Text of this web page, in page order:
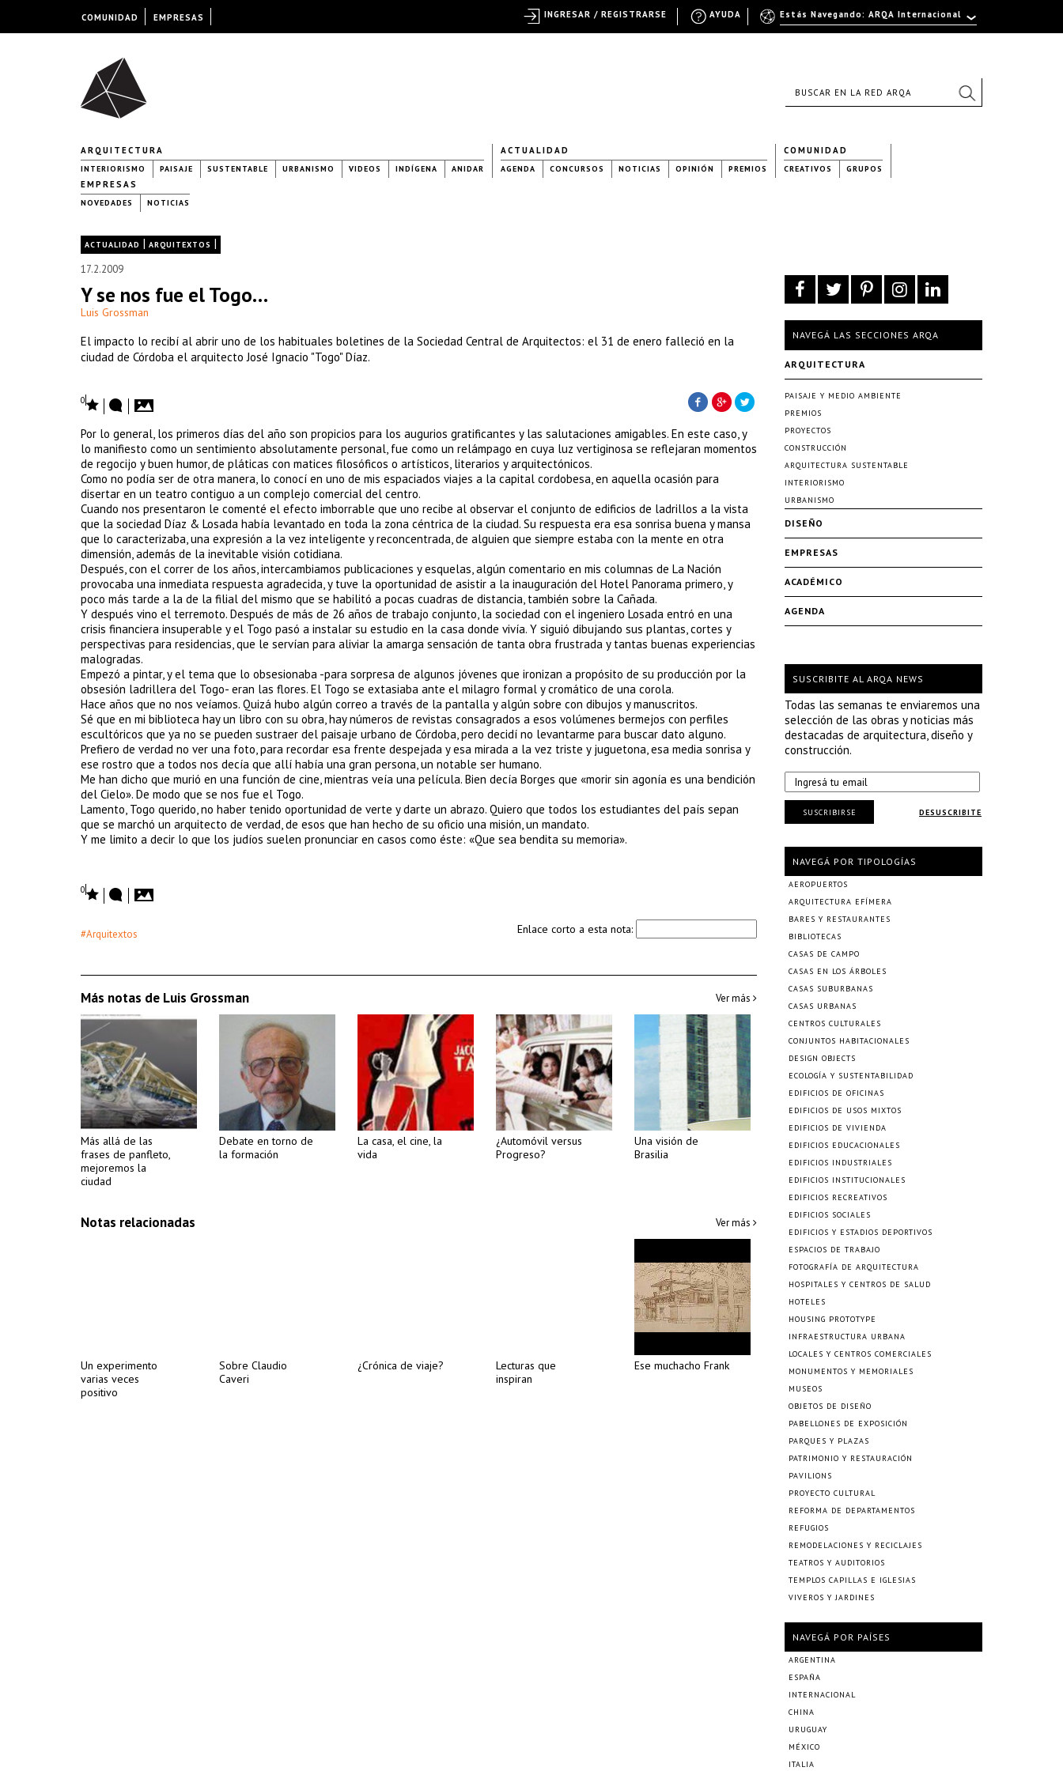
ARQUITECTURA
INTERIORISMO PAISAJE SUSTENTABLE URBANISMO VIDEOS INDÍGENA ANIDAR
ACTUALIDAD
AGENDA CONCURSOS NOTICIAS OPINIÓN PREMIOS
COMUNIDAD
CREATIVOS GRUPOS
EMPRESAS
NOVEDADES NOTICIAS
ACTUALIDAD | ARQUITEXTOS |
17.2.2009
Y se nos fue el Togo…
Luis Grossman
El impacto lo recibí al abrir uno de los habituales boletines de la Sociedad Central de Arquitectos: el 31 de enero falleció en la
ciudad de Córdoba el arquitecto José Ignacio "Togo" Díaz.
0
Por lo general, los primeros días del año son propicios para los augurios gratificantes y las salutaciones amigables. En este caso, y
lo manifiesto como un sentimiento absolutamente personal, fue como un relámpago en cuya luz vertiginosa se reflejaran momentos
de regocijo y buen humor, de pláticas con matices filosóficos o artísticos, literarios y arquitectónicos.
Como no podía ser de otra manera, lo conocí en uno de mis espaciados viajes a la capital cordobesa, en aquella ocasión para
disertar en un teatro contiguo a un complejo comercial del centro.
Cuando nos presentaron le comenté el efecto imborrable que uno recibe al observar el conjunto de edificios de ladrillos a la vista
que la sociedad Díaz & Losada había levantado en toda la zona céntrica de la ciudad. Su respuesta era esa sonrisa buena y mansa
que lo caracterizaba, una expresión a la vez inteligente y reconcentrada, de alguien que siempre estaba con la mente en otra
dimensión, además de la inevitable visión cotidiana.
Después, con el correr de los años, intercambiamos publicaciones y esquelas, algún comentario en mis columnas de La Nación
provocaba una inmediata respuesta agradecida, y tuve la oportunidad de asistir a la inauguración del Hotel Panorama primero, y
poco más tarde a la de la filial del mismo que se habilitó a pocas cuadras de distancia, también sobre la Cañada.
Y después vino el terremoto. Después de más de 26 años de trabajo conjunto, la sociedad con el ingeniero Losada entró en una
crisis financiera insuperable y el Togo pasó a instalar su estudio en la casa donde vivía. Y siguió dibujando sus plantas, cortes y
perspectivas para residencias, que le servían para aliviar la amarga sensación de tanta obra frustrada y tantas buenas experiencias
malogradas.
Empezó a pintar, y el tema que lo obsesionaba -para sorpresa de algunos jóvenes que ironizan a propósito de su producción por la
obsesión ladrillera del Togo- eran las flores. El Togo se extasiaba ante el milagro formal y cromático de una corola.
Hace años que no nos veíamos. Quizá hubo algún correo a través de la pantalla y algún sobre con dibujos y manuscritos.
Sé que en mi biblioteca hay un libro con su obra, hay números de revistas consagrados a esos volúmenes bermejos con perfiles
escultóricos que ya no se pueden sustraer del paisaje urbano de Córdoba, pero decidí no levantarme para buscar dato alguno.
Prefiero de verdad no ver una foto, para recordar esa frente despejada y esa mirada a la vez triste y juguetona, esa media sonrisa y
ese rostro que a todos nos decía que allí había una gran persona, un notable ser humano.
Me han dicho que murió en una función de cine, mientras veía una película. Bien decía Borges que «morir sin agonía es una bendición
del Cielo». De modo que se nos fue el Togo.
Lamento, Togo querido, no haber tenido oportunidad de verte y darte un abrazo. Quiero que todos los estudiantes del país sepan
que se marchó un arquitecto de verdad, de esos que han hecho de su oficio una misión, un mandato.
Y me limito a decir lo que los judíos suelen pronunciar en casos como éste: «Que sea bendita su memoria».
0
#Arquitextos Enlace corto a esta nota:
Más notas de Luis Grossman Ver más
Más allá de las
frases de panfleto,
mejoremos la
ciudad
Debate en torno de
la formación
La casa, el cine, la
vida
¿Automóvil versus
Progreso?
Una visión de
Brasilia
Notas relacionadas Ver más
Un experimento
varias veces
positivo
Sobre Claudio
Caveri
¿Crónica de viaje?
Lecturas que
inspiran
Ese muchacho Frank
NAVEGÁ LAS SECCIONES ARQA
ARQUITECTURA
PAISAJE Y MEDIO AMBIENTE
PREMIOS
PROYECTOS
CONSTRUCCIÓN
ARQUITECTURA SUSTENTABLE
INTERIORISMO
URBANISMO
DISEÑO
EMPRESAS
ACADÉMICO
AGENDA
SUSCRIBITE AL ARQA NEWS
Todas las semanas te enviaremos una
selección de las obras y noticias más
destacadas de arquitectura, diseño y
construcción.
DESUSCRIBITE
SUSCRIBIRSE
NAVEGÁ POR TIPOLOGÍAS
AEROPUERTOS
ARQUITECTURA EFÍMERA
BARES Y RESTAURANTES
BIBLIOTECAS
CASAS DE CAMPO
CASAS EN LOS ÁRBOLES
CASAS SUBURBANAS
CASAS URBANAS
CENTROS CULTURALES
CONJUNTOS HABITACIONALES
DESIGN OBJECTS
ECOLOGÍA Y SUSTENTABILIDAD
EDIFICIOS DE OFICINAS
EDIFICIOS DE USOS MIXTOS
EDIFICIOS DE VIVIENDA
EDIFICIOS EDUCACIONALES
EDIFICIOS INDUSTRIALES
EDIFICIOS INSTITUCIONALES
EDIFICIOS RECREATIVOS
EDIFICIOS SOCIALES
EDIFICIOS Y ESTADIOS DEPORTIVOS
ESPACIOS DE TRABAJO
FOTOGRAFÍA DE ARQUITECTURA
HOSPITALES Y CENTROS DE SALUD
HOTELES
HOUSING PROTOTYPE
INFRAESTRUCTURA URBANA
LOCALES Y CENTROS COMERCIALES
MONUMENTOS Y MEMORIALES
MUSEOS
OBJETOS DE DISEÑO
PABELLONES DE EXPOSICIÓN
PARQUES Y PLAZAS
PATRIMONIO Y RESTAURACIÓN
PAVILIONS
PROYECTO CULTURAL
REFORMA DE DEPARTAMENTOS
REFUGIOS
REMODELACIONES Y RECICLAJES
TEATROS Y AUDITORIOS
TEMPLOS CAPILLAS E IGLESIAS
VIVEROS Y JARDINES
NAVEGÁ POR PAÍSES
ARGENTINA
ESPAÑA
INTERNACIONAL
CHINA
URUGUAY
MÉXICO
ITALIA
COMUNIDAD EMPRESAS Estás Navegando: ARQA Internacional
AYUDA
INGRESAR / REGISTRARSE